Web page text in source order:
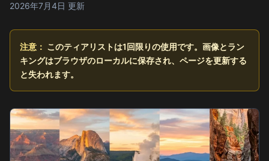
2026年7月4日 更新
注意： このティアリストは1回限りの使用です。画像とラン
キングはブラウザのローカルに保存され、ページを更新する
と失われます。